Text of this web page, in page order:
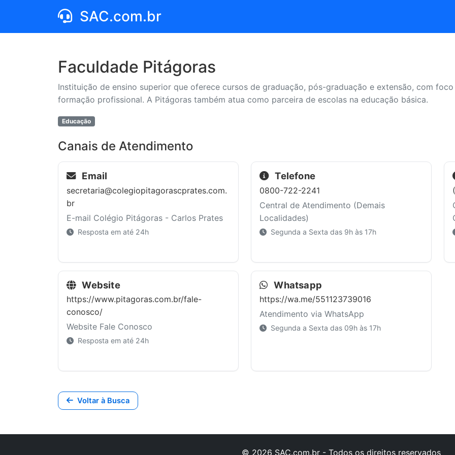
SAC.com.br
Faculdade Pitágoras
Instituição de ensino superior que oferece cursos de graduação, pós-graduação e extensão, com
formação profissional. A Pitágoras também atua como parceira de escolas na educação básica.
Educação
Canais de Atendimento
Email
secretaria@colegiopitagorascprates.com.
br
E-mail Colégio Pitágoras - Carlos Prates
Resposta em até 24h
Telefone
0800-722-2241
Central de Atendimento (Demais
Localidades)
Segunda a Sexta das 9h às 17h
Website
https://www.pitagoras.com.br/fale-
conosco/
Website Fale Conosco
Resposta em até 24h
Whatsapp
https://wa.me/551123739016
Atendimento via WhatsApp
Segunda a Sexta das 09h às 17h
Voltar à Busca
© 2026 SAC.com.br - Todos os direitos reservados